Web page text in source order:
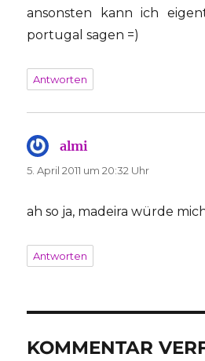
ansonsten kann ich
portugal sagen =)
Antworten
almi
5. April 2011 um 20:32 Uhr
ah so ja, madeira würde
Antworten
KOMMENTAR